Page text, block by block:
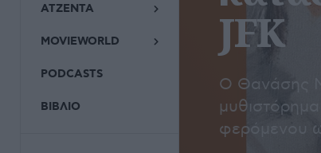
ΑΤΖΕΝΤΑ
MOVIEWORLD
PODCASTS
ΒΙΒΛΙΟ
JFK
Ο Θανάσης
φερόμενου